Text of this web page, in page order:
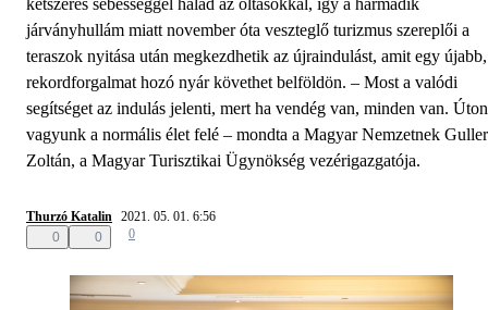
kétszeres sebességgel halad az oltásokkal, így a harmadik
járványhullám miatt november óta veszteglő turizmus szereplői a
teraszok nyitása után megkezdhetik az újraindulást, amit egy újabb,
rekordforgalmat hozó nyár követhet belföldön. – Most a valódi
segítséget az indulás jelenti, mert ha vendég van, minden van. Úton
vagyunk a normális élet felé – mondta a Magyar Nemzetnek Guller
Zoltán, a Magyar Turisztikai Ügynökség vezérigazgatója.
Thurzó Katalin 2021. 05. 01. 6:56
0
0 0